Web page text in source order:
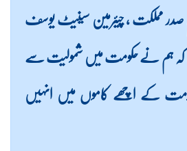
صدر مملکت ، چیئرمین سینیٹ یوسف
کہ ہم نے حکومت میں شمولیت سے
کے اچھے کاموں میں انہیں